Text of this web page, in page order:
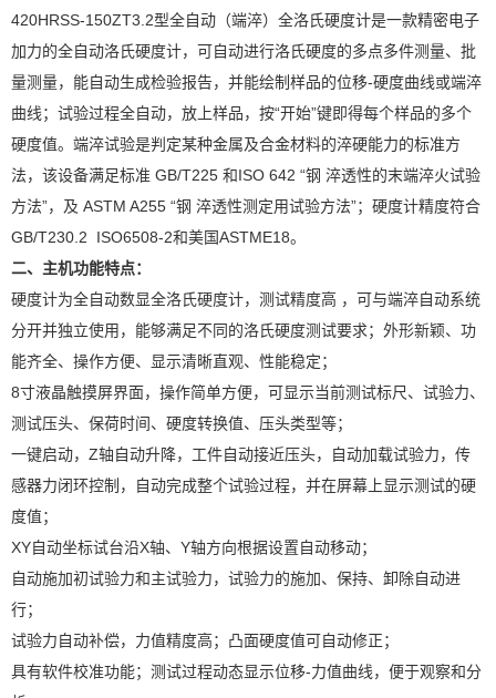
420HRSS-150ZT3.2型全自动（端淬）全洛氏硬度计是一款精密电子
加力的全自动洛氏硬度计，可自动进行洛氏硬度的多点多件测量、批
量测量，能自动生成检验报告，并能绘制样品的位移-硬度曲线或端淬
曲线；试验过程全自动，放上样品，按“开始”键即得每个样品的多个
硬度值。端淬试验是判定某种金属及合金材料的淬硬能力的标准方
法，该设备满足标准 GB/T225 和ISO 642 “钢 淬透性的末端淬火试验
方法”，及 ASTM A255 “钢 淬透性测定用试验方法”；硬度计精度符合
GB/T230.2 ISO6508-2和美国ASTME18。
二、主机功能特点：
硬度计为全自动数显全洛氏硬度计，测试精度高 ，可与端淬自动系统
分开并独立使用，能够满足不同的洛氏硬度测试要求；外形新颖、功
能齐全、操作方便、显示清晰直观、性能稳定；
8寸液晶触摸屏界面，操作简单方便，可显示当前测试标尺、试验力、
测试压头、保荷时间、硬度转换值、压头类型等；
一键启动，Z轴自动升降，工件自动接近压头，自动加载试验力，传
感器力闭环控制，自动完成整个试验过程，并在屏幕上显示测试的硬
度值；
XY自动坐标试台沿X轴、Y轴方向根据设置自动移动；
自动施加初试验力和主试验力，试验力的施加、保持、卸除自动进
行；
试验力自动补偿，力值精度高；凸面硬度值可自动修正；
具有软件校准功能；测试过程动态显示位移-力值曲线，便于观察和分